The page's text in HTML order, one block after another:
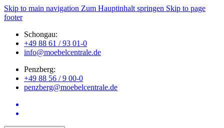
Skip to main navigation Zum Hauptinhalt springen Skip to page
footer
Schongau:
+49 88 61 / 93 01-0
info@moebelcentrale.de
Penzberg:
+49 88 56 / 9 00-0
penzberg@moebelcentrale.de